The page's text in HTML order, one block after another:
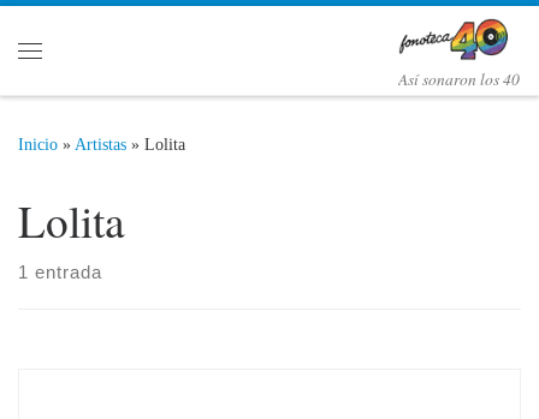
Así­ sonaron los 40
Inicio »Artistas » Lolita
Lolita
1 entrada